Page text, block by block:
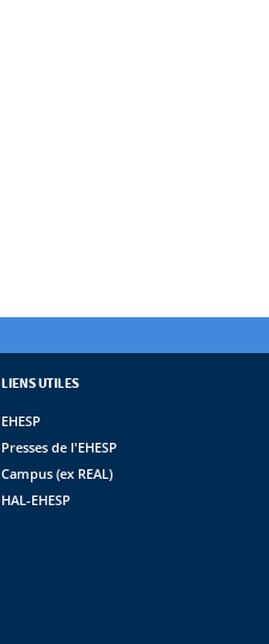
LIENS UTILES
EHESP
Presses de l'EHESP
Campus (ex REAL)
HAL-EHESP